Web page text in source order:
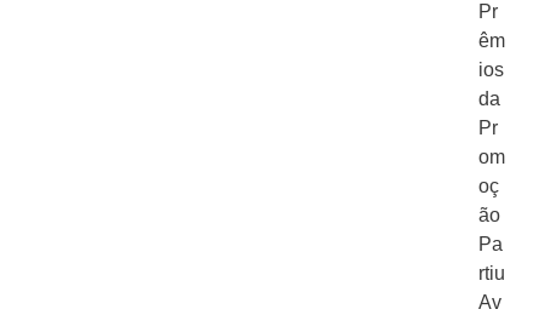
Pr
êm
ios
da
Pr
om
oç
ão
Pa
rtiu
Av